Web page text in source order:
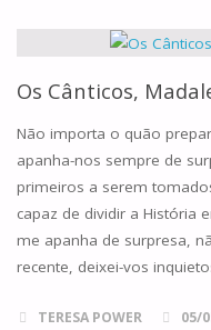
Os Cânticos,
Não importa o quão
apanha-nos sempre de
primeiros a serem
capaz de dividir a História
me apanha de surpresa,
recente, deixei-vos
TERESA POWER 05/